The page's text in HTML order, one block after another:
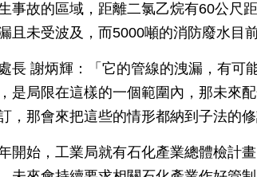
事故的區域，距離二氯乙烷有60公尺
且未受波及，而5000噸的消防廢水目
長 謝炳輝：「它的管線的洩漏，有可
是局限在這樣的一個範圍內，那未來
，那會來把這些的情形都納到子法的修
開始，工業局就有石化產業總體檢計